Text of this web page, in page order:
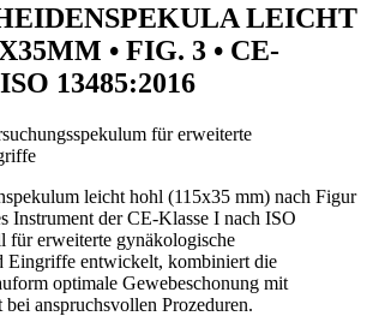
LEICHT
• FIG. 3 • CE-
13485:2016
für erweiterte
leicht hohl (115x35 mm) nach Figur
Instrument der CE-Klasse I nach ISO
für erweiterte gynäkologische
Eingriffe entwickelt, kombiniert die
optimale Gewebeschonung mit
anspruchsvollen Prozeduren.